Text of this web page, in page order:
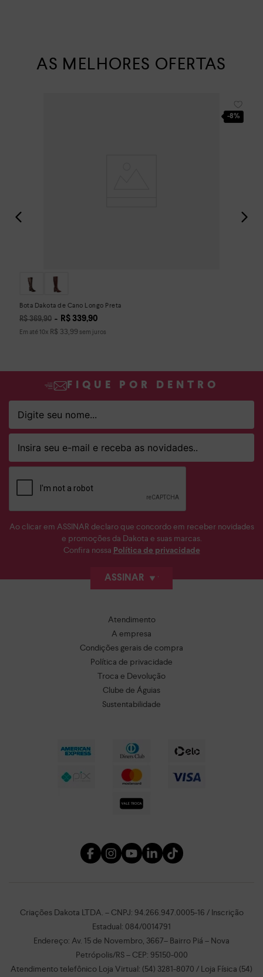
AS MELHORES OFERTAS
-8%
Bota Dakota de Cano Longo Preta
R$ 369,90 R$ 339,90
Em até 10x R$ 33,99 sem juros
FIQUE POR DENTRO
Ao clicar em ASSINAR declaro que concordo em receber novidades
e promoções da Dakota e suas marcas.
Confira nossa Política de privacidade
ASSINAR
Atendimento
A empresa
Condições gerais de compra
Política de privacidade
Troca e Devolução
Clube de Águias
Sustentabilidade
Criações Dakota LTDA. – CNPJ: 94.266.947.0005-16 / Inscrição
Estadual: 084/0014791
Endereço: Av. 15 de Novembro, 3667– Bairro Piá – Nova
Petrópolis/RS – CEP: 95150-000
Atendimento telefônico Loja Virtual: (54) 3281-8070 / Loja Física (54)